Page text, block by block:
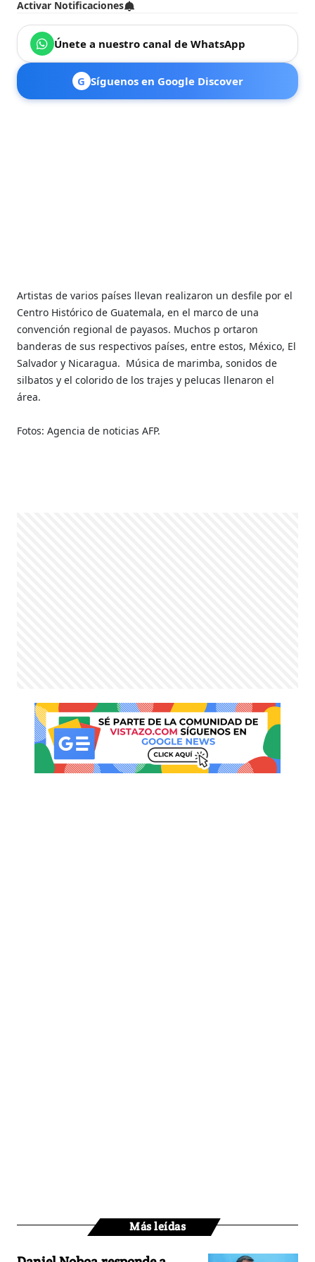
Activar Notificaciones
Únete a nuestro canal de WhatsApp
G Síguenos en Google Discover
Artistas de varios países llevan realizaron un desfile por el
Centro Histórico de Guatemala, en el marco de una
convención regional de payasos. Muchos p ortaron
banderas de sus respectivos países, entre estos, México, El
Salvador y Nicaragua. Música de marimba, sonidos de
silbatos y el colorido de los trajes y pelucas llenaron el
área.
Fotos: Agencia de noticias AFP.
Más leídas